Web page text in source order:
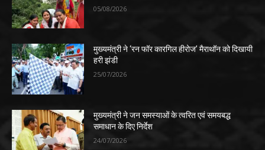
05/08/2026
मुख्यमंत्री ने ‘रन फॉर कारगिल हीरोज’ मैराथॉन को दिखायी
हरी झंडी
25/07/2026
मुख्यमंत्री ने जन समस्याओं के त्वरित एवं समयबद्ध
समाधान के दिए निर्देश
24/07/2026